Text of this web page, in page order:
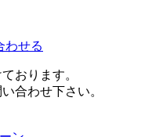
わせる
おります。
合わせ下さい。